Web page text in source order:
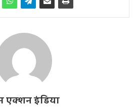
एक्शन इंडिया